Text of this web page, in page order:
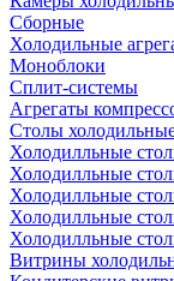
Сборные
Холодильные
Моноблоки
Сплит-системы
Агрегаты
Столы
Холодилльные
Холодилльные
Холодилльные
Холодилльные
Холодилльные
Витрины